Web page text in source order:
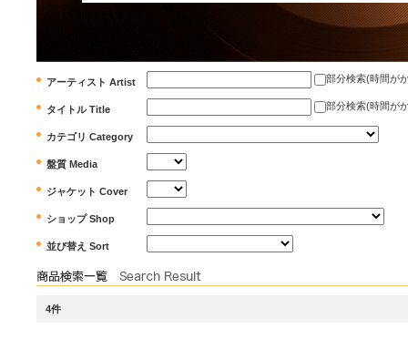
アーティスト Artist 部分検索(時間が
タイトル Title 部分検索(時間が
カテゴリ Category
盤質 Media
ジャケット Cover
ショップ Shop
並び替え Sort
4件